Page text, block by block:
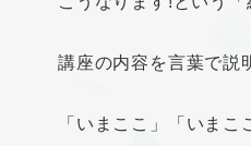
講座の内容を言葉で説
「いまここ」「いま